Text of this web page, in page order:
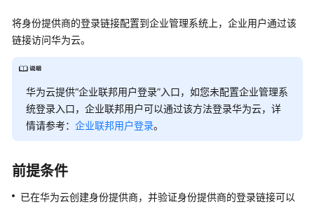
动
态
产
介
绍
快
入
将身份提供商的登录链接配置到企业管理系统上，企业用户通过该
链接访问华为云。
华为云提供“企业联邦用户登录”入口，如您未配置企业管理系
统登录入口，企业联邦用户可以通过该方法登录华为云，详
情请参考： 企业联邦用户登录。
前提条件
已在华为云创建身份提供商，并验证身份提供商的登录链接可以